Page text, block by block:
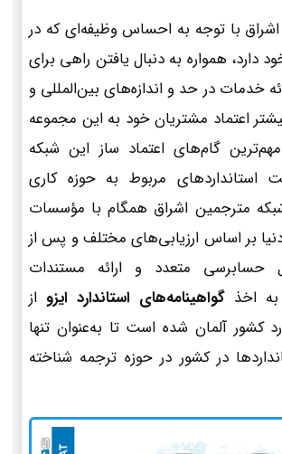
با توجه به احساس وظیفه‌ای که در
دارد، همواره به دنبال یافتن راهی برای
خدمات در حد و اندازه‌های بین‌المللی و
اعتماد مشتریان خود به این مجموعه
گام‌های اعتماد ساز این شبکه
استانداردهای مربوط به حوزه کاری
مترجمین اشراق همگام با مؤسسات
بر اساس ارزیابی‌های مختلف و پس از
حسابرسی متعدد و ارائه مستندات
اخذ گواهینامه‌های استاندارد ایزو از
کشور آلمان شده است تا به‌عنوان تنها
در کشور در حوزه ترجمه شناخته